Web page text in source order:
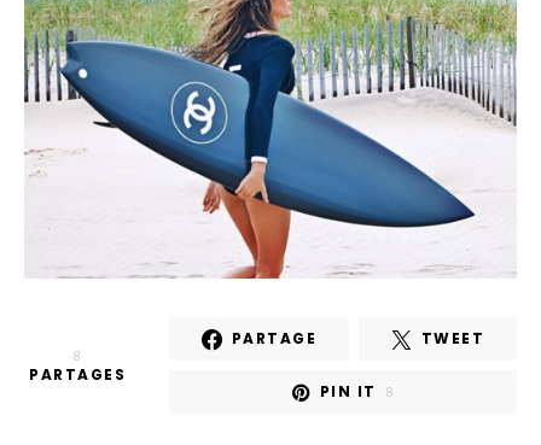
8
PARTAGES
PARTAGE TWEET
PIN IT 8